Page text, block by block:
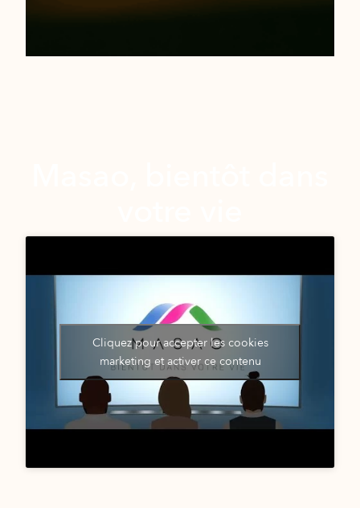
Cliquez pour accepter les cookies
marketing et activer ce contenu